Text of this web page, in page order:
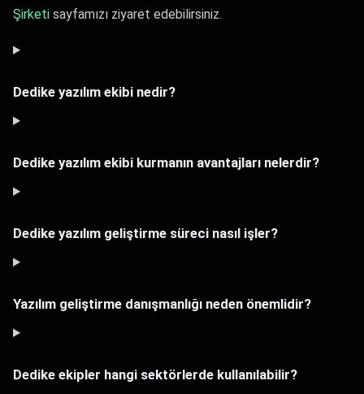
Şirketi​ sayfamızı ziyaret edebilirsiniz.
Dedike yazılım ekibi nedir?
Dedike yazılım ekibi kurmanın avantajları nelerdir?
Dedike yazılım geliştirme süreci nasıl işler?
Yazılım geliştirme danışmanlığı neden önemlidir?
Dedike ekipler hangi sektörlerde kullanılabilir?